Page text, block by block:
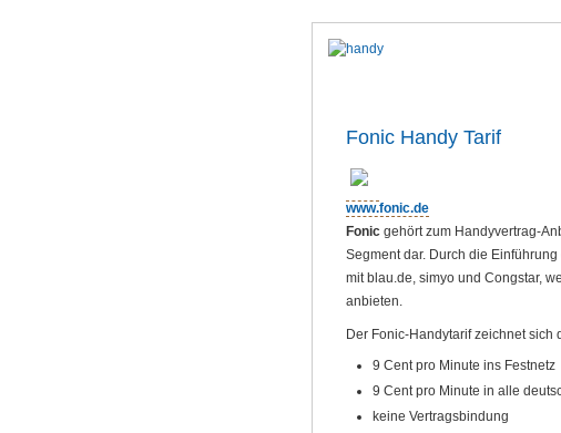
Fonic Handy Tarif
www.fonic.de
Fonic gehört zum Handyvertrag-
Segment dar. Durch die Einführung
mit blau.de, simyo und Congstar,
anbieten.
Der Fonic-Handytarif zeichnet sich
9 Cent pro Minute ins Festnetz
9 Cent pro Minute in alle
keine Vertragsbindung